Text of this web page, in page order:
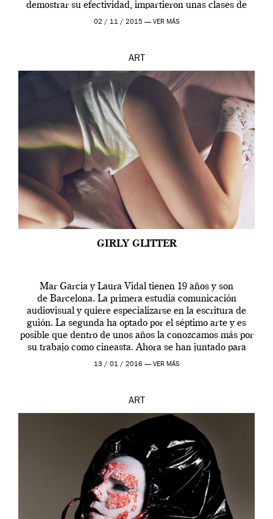
demostrar su efectividad, impartieron unas clases de
prueba en el Tate […]
02 / 11 / 2015 — VER MÁS
ART
GIRLY GLITTER
Mar Garcia y Laura Vidal tienen 19 años y son
de Barcelona. La primera estudia comunicación
audiovisual y quiere especializarse en la escritura de
guión. La segunda ha optado por el séptimo arte y es
posible que dentro de unos años la conozcamos más por
su trabajo como cineasta. Ahora se han juntado para
contarnos una […]
13 / 01 / 2016 — VER MÁS
ART